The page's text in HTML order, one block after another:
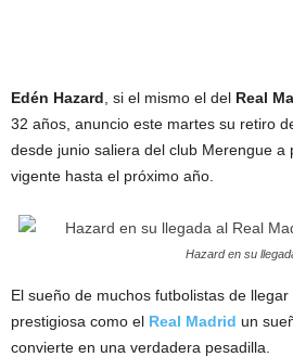
Edén Hazard , si el mismo el del Real
32 años, anuncio este martes su retiro
desde junio saliera del club Merengue
vigente hasta el próximo año.
Hazard en su
El sueño de muchos futbolistas de
prestigiosa como el Real Madrid un
convierte en una verdadera pesadilla.